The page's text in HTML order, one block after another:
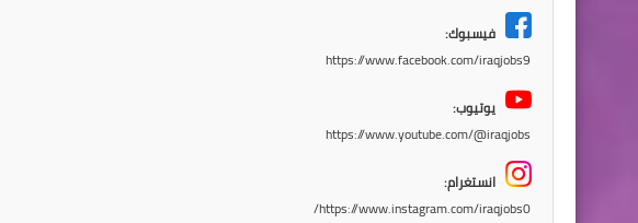
فيسبوك:
https://www.facebook.com/iraqjobs9
يوتيوب:
https://www.youtube.com/@iraqjobs
انستغرام:
https://www.instagram.com/iraqjobs0/